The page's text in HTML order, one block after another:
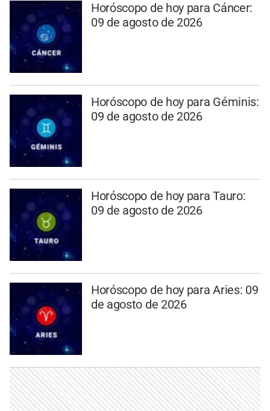
Horóscopo de hoy para Cáncer:
09 de agosto de 2026
Horóscopo de hoy para Géminis:
09 de agosto de 2026
Horóscopo de hoy para Tauro:
09 de agosto de 2026
Horóscopo de hoy para Aries: 09
de agosto de 2026